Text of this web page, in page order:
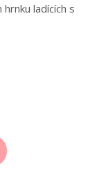
ladících s